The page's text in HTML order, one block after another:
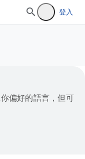
登入
偏好的語言，但可